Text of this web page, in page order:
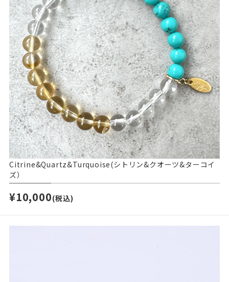
Citrine&Quartz&Turquoise(シトリン&クオーツ&ターコイ
ズ）
¥10,000(税込)